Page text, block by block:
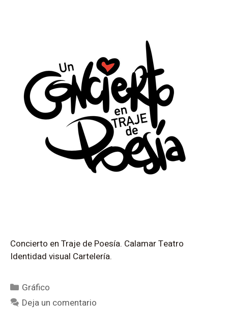
Concierto en Traje de Poesía. Calamar Teatro
Identidad visual Cartelería.
Gráfico
Deja un comentario